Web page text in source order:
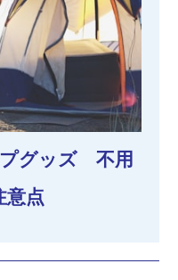
グッズ 不用
意点